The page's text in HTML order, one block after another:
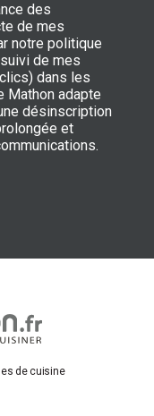
des
de mes
notre politique
de mes
dans les
Mathon adapte
désinscription
et
de cuisine